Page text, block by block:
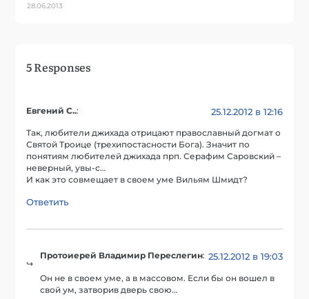
28.06.2013
5 Responses
Евгений С..: 25.12.2012 в 12:16
Так, любители джихада отрицают православный догмат о
Святой Троице (трехипостасности Бога). Значит по
понятиям любителей джихада прп. Серафим Саровский –
неверный, увы-с…
И как это совмещает в своем уме Вильям Шмидт?
Ответить
Протоиерей Владимир Переслегин: 25.12.2012 в 19:03
Он не в своем уме, а в массовом. Если бы он вошел в
свой ум, затворив дверь свою…